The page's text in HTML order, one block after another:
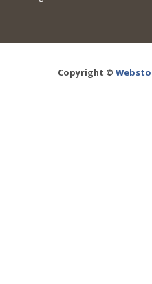
Copyright ©